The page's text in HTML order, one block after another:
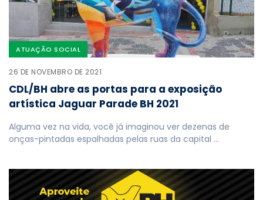
ATUAÇÃO SOCIAL
26 DE NOVEMBRO DE 2021
CDL/BH abre as portas para a exposição
artística Jaguar Parade BH 2021
Alguma vez na vida, você já imaginou ver dezenas de
onças-pintadas espalhadas pelas ruas da capital …